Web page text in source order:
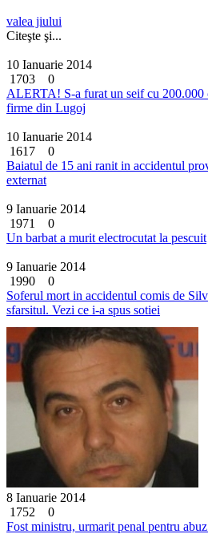
valea jiului
Citeşte şi...
10 Ianuarie 2014
1703
0
ALERTA! S-a furat un seif cu 200.000
firme din Lugoj
10 Ianuarie 2014
1617
0
Baiatul de 15 ani ranit in accidentul
externat
9 Ianuarie 2014
1971
0
Un barbat a murit electrocutat la pescuit
9 Ianuarie 2014
1990
0
Soferul mort in accidentul comis de
sfarsitul. Vezi ce i-a spus sotiei
8 Ianuarie 2014
1752
0
Fost ministru, urmarit penal pentru